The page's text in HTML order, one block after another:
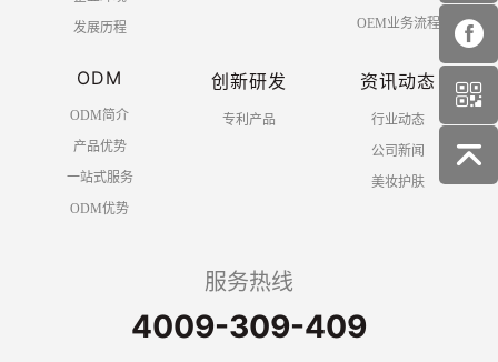
发展历程
OEM业务流程
ODM
ODM简介
产品优势
一站式服务
ODM优势
创新研发
专利产品
资讯动态
行业动态
公司新闻
美妆护肤
服务热线
4009-309-409